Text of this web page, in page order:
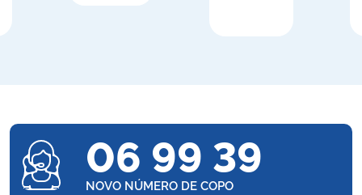
06 99 39
NOVO NÚMERO DE COPO